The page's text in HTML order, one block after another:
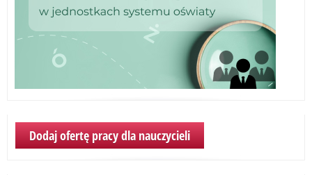
Dodaj ofertę pracy dla nauczycieli